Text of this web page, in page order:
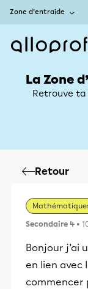
Zone d’entraide
La Zone
Retrouve ta
Retour
Secondaire 4 •
Bonjour j’ai
en lien avec
commencer